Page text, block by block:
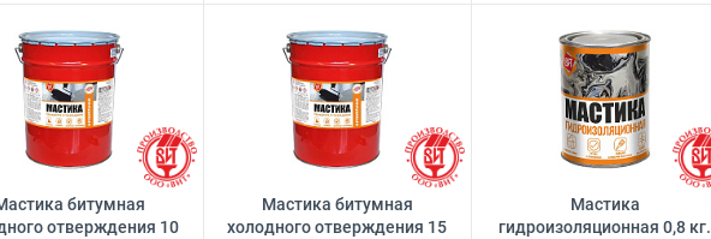
битумная
отверждения 10
Мастика битумная
холодного отверждения 15
Мастика
гидроизоляционная 0,8 кг.